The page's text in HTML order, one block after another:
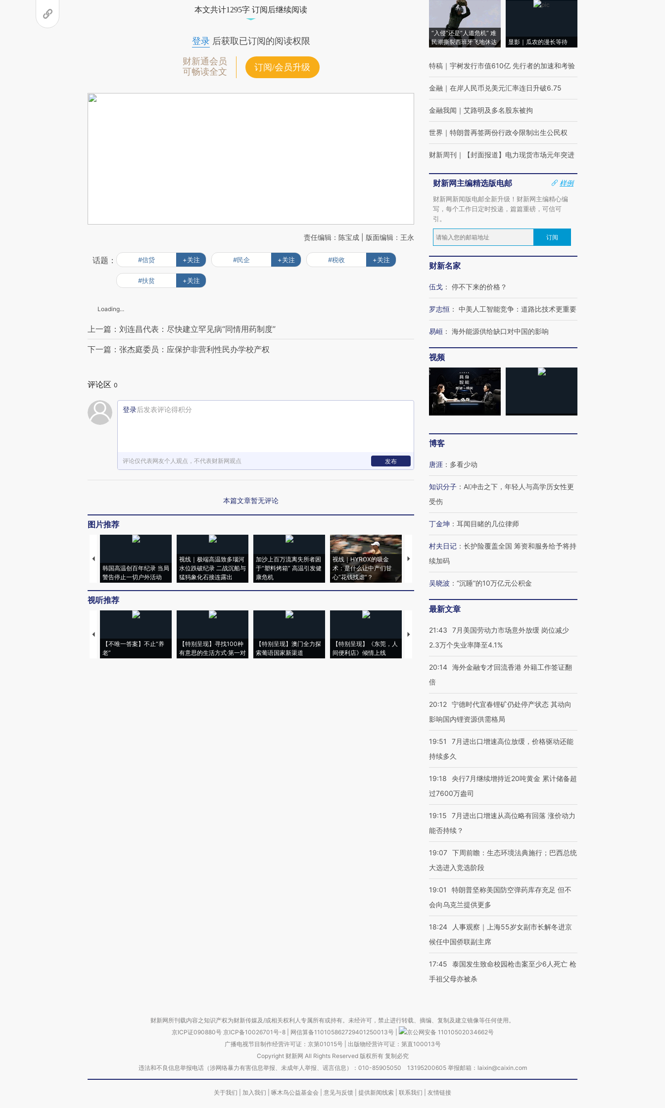
本文共计1295字 订阅后继续阅读
登录后获取已订阅的阅读权限
财新通会员
可畅读全文
订阅/会员升级
责任编辑：陈宝成 | 版面编辑：王永
话题： #信贷 +关注 #民企 +关注 #税收 +关注
#扶贫 +关注
Loading...
上一篇：刘连昌代表：尽快建立罕见病“同情用药制度”
下一篇：张杰庭委员：应保护非营利性民办学校产权
评论区 0
登录后发表评论得积分
评论仅代表网友个人观点，不代表财新网观点 发布
本篇文章暂无评论
图片推荐
韩国高温创百年纪录 当局
警告停止一切户外活动
视线｜极端高温致多瑙河
水位跌破纪录 二战沉船与
猛犸象化石接连露出
加沙上百万流离失所者困
于“塑料烤箱” 高温引发健
康危机
视线｜HYROX的吸金
术：是什么让中产们甘
心“花钱找虐”？
马航飞行员跨国走私7万
视听推荐
【不唯一答案】不止“养
老”
【特别呈现】寻找100种
有意思的生活方式·第一对
【特别呈现】澳门全力探
索葡语国家新渠道
【特别呈现】《东莞，人
间便利店》倾情上线
【推广】走进第四届链博
会，让数智科技“链”接产
【特别呈现】寻找100种
【商旅对话】华住集团
“入侵”还是“人道危机” 难
民潮撕裂西班牙飞地休达
显影｜瓜农的漫长等待
特稿 ｜ 宇树发行市值610亿 先行者的加速和考验
金融 ｜ 在岸人民币兑美元汇率连日升破6.75
金融我闻 ｜ 艾路明及多名股东被拘
世界 ｜ 特朗普再签两份行政令限制出生公民权
财新周刊 ｜ 【封面报道】电力现货市场元年突进
财新网主编精选版电邮
样例
财新网新闻版电邮全新升级！财新网主编精心编
写，每个工作日定时投递，篇篇重磅，可信可
引。
订阅
财新名家
伍戈 ： 停不下来的价格？
罗志恒 ： 中美人工智能竞争：道路比技术更重要
易峘 ： 海外能源供给缺口对中国的影响
视频
博客
唐涯 ： 多看少动
知识分子 ： AI冲击之下，年轻人与高学历女性更
受伤
丁金坤 ： 耳闻目睹的几位律师
村夫日记 ： 长护险覆盖全国 筹资和服务给予将持
续加码
吴晓波 ： “沉睡”的10万亿元公积金
最新文章
21:43
7月美国劳动力市场意外放缓 岗位减少
2.3万个失业率降至4.1%
20:14 海外金融专才回流香港 外籍工作签证翻
倍
20:12 宁德时代宜春锂矿仍处停产状态 其动向
影响国内锂资源供需格局
19:51
7月进出口增速高位放缓，价格驱动还能
持续多久
19:18
央行7月继续增持近20吨黄金 累计储备超
过7600万盎司
19:15
7月进出口增速从高位略有回落 涨价动力
能否持续？
19:07 下周前瞻：生态环境法典施行；巴西总统
大选进入竞选阶段
19:01
特朗普坚称美国防空弹药库存充足 但不
会向乌克兰提供更多
18:24
人事观察｜上海55岁女副市长解冬进京
候任中国侨联副主席
17:45
泰国发生致命校园枪击案至少6人死亡 枪
手祖父母亦被杀
财新网所刊载内容之知识产权为财新传媒及/或相关权利人专属所有或持有。未经许可，禁止进行转载、摘编、复制及建立镜像等任何使用。
京ICP证090880号 京ICP备10026701号-8 网信算备110105862729401250013号
京公网安备 11010502034662号
广播电视节目制作经营许可证：京第01015号| 出版物经营许可证：第直100013号
Copyright 财新网 All Rights Reserved 版权所有 复制必究
违法和不良信息举报电话（涉网络暴力有害信息举报、未成年人举报、谣言信息）：010-85905050 13195200605 举报邮箱：laixin@caixin.com
关于我们 加入我们 啄木鸟公益基金会 意见与反馈 提供新闻线索 联系我们 友情链接